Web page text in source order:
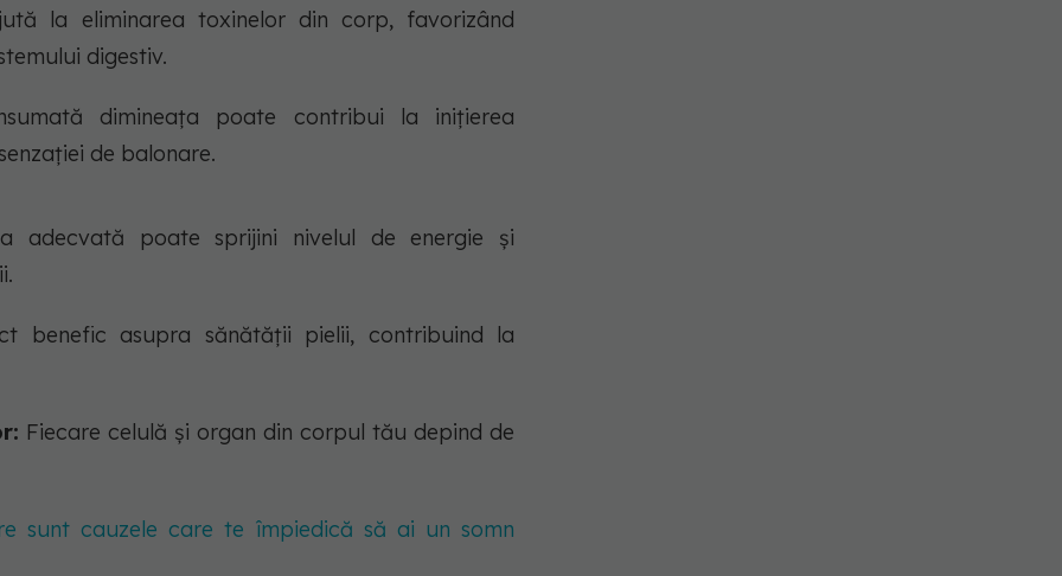
la eliminarea toxinelor din corp, favorizând
digestiv.
dimineața poate contribui la inițierea
de balonare.
adecvată poate sprijini nivelul de energie și
benefic asupra sănătății pielii, contribuind la
Fiecare celulă și organ din corpul tău depind de
sunt cauzele care te împiedică să ai un somn